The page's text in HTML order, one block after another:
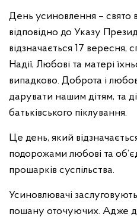
День усиновлення – свято
відповідно до Указу
відзначається 17 вересня,
Надії, Любові та матері
випадково. Доброта і
дарувати нашим дітям, та
батьківського піклування.
Це день, який
подорожами любові та
прошарків суспільства.
Усиновлювачі
пошану оточуючих. Адже